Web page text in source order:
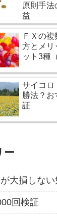
原則手法
益
ＦＸの
方とメリ
ット3種
サイコロ
勝法？お
証
ー
大損しな
回検証